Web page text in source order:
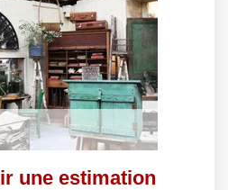
une estimation